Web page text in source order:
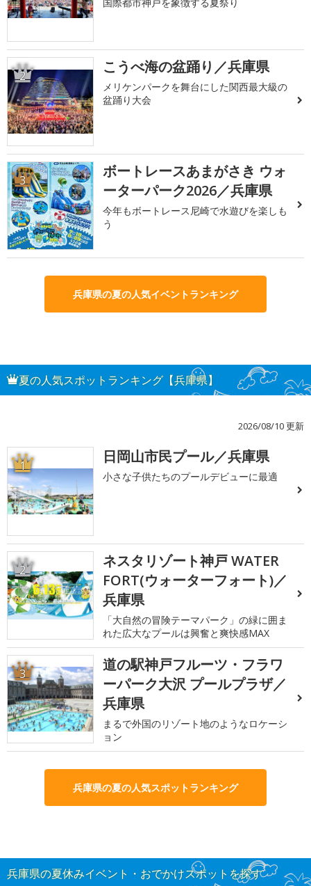
2 こうべ海の盆踊り／兵庫県
メリケンパークを舞台にした関西最大級の
盆踊り大会
3
ボートレースあまがさき ウォ
ーターパーク2026／兵庫県
今年もボートレース尼崎で水遊びを楽しも
う
兵庫県の夏の人気イベントランキング
夏の人気スポットランキング【兵庫県】
2026/08/10 更新
1 日岡山市民プール／兵庫県
小さな子供たちのプールデビューに最適
2
ネスタリゾート神戸 WATER
FORT(ウォーターフォート)／
兵庫県
「大自然の冒険テーマパーク」の緑に囲ま
れた広大なプールは興奮と爽快感MAX
3
道の駅神戸フルーツ・フラワ
ーパーク大沢 プールプラザ／
兵庫県
まるで外国のリゾート地のようなロケーシ
ョン
兵庫県の夏の人気スポットランキング
兵庫県の夏休みイベント・おでかけスポットを探す